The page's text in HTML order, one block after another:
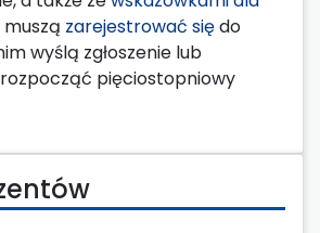
zarejestrować siędo
wyślą zgłoszenie lub
pięciostopniowy